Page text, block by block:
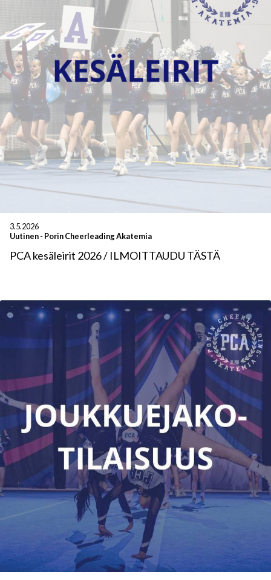
3.5.2026
Uutinen- Porin Cheerleading Akatemia
PCA kesäleirit 2026 / ILMOITTAUDU TÄSTÄ